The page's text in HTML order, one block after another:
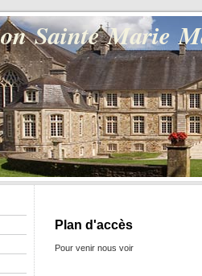
Sainte Marie
Plan d'accès
Pour venir nous voir